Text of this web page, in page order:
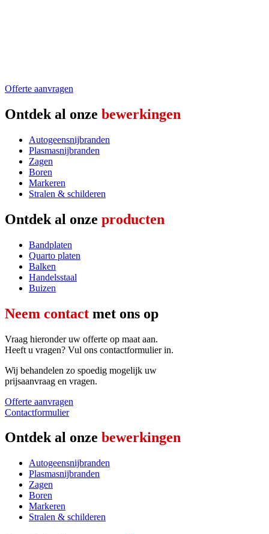
Offerte aanvragen
Ontdek al onze bewerkingen
Autogeensnijbranden
Plasmasnijbranden
Zagen
Boren
Markeren
Stralen & schilderen
Ontdek al onze producten
Bandplaten
Quarto platen
Balken
Handelsstaal
Buizen
Neem contact met ons op
Vraag hieronder uw offerte op maat aan.
Heeft u vragen? Vul ons contactformulier in.
Wij behandelen zo spoedig mogelijk uw
prijsaanvraag en vragen.
Offerte aanvragen
Contactformulier
Ontdek al onze bewerkingen
Autogeensnijbranden
Plasmasnijbranden
Zagen
Boren
Markeren
Stralen & schilderen